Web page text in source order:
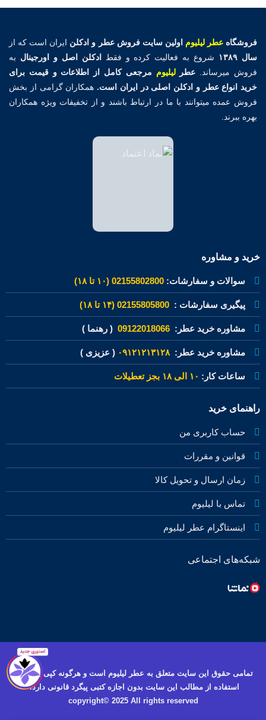
فروشگاهعطر لیلیوم اولین سایت فروش عطر و ادکلن ایران است که از
سال ۱۳۸۹
شروع به فعالیت کرده و فقط ادکلن اصل و اورجینال به
فروش میرساند. عطرلیلیوم مرجعی کامل از اطلاعات و قیمت برای
خرید انواع عطر و ادکلن اصلی در ایران است. همکاران گرامی از بخش
فروش عمده میتوانند با ما در ارتباط باشند و از تخفیفات ویژه همکاران
بهره ببرند.
خرید و مشاوره
سوالات و سفارشات: 02155802800 (۱۰ تا ۱۸)
پیگیری سفارشات : 02155805800 (۱۴ تا ۱۸)
مشاوره خرید عطر: 09122018066 ( رهنما )
مشاوره خرید عطر: ۰۹۱۲۱۲۱۳۱۲۸ ( عزیزی )
ساعات کار: ۱۰ الی ۱۸ بجز تعطیلات
راهنمای خرید
حساب کاربری من
قوانین و مقررات
زمان ارسال و تحویل کالا
تماس با لیلیوم
اینستاگرام عطر لیلیوم
شبکه‌های اجتماعی
تمامی حقوق این سایت متعلق به عطر لیلیوم است و هرگونه کپی برداری و
استفاده از مطالب این سایت بدون اجازه کتبی پیگرد قانونی دارد.
copyright© 2025 All rights reserved